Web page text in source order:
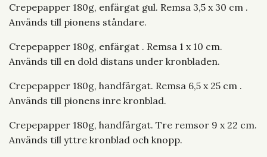
Crepepapper 180g, enfärgat gul. Remsa 3,5 x 30 cm .
Används till pionens ståndare.
Crepepapper 180g, enfärgat . Remsa 1 x 10 cm.
Används till en dold distans under kronbladen.
Crepepapper 180g, handfärgat. Remsa 6,5 x 25 cm .
Används till pionens inre kronblad.
Crepepapper 180g, handfärgat. Tre remsor 9 x 22 cm.
Används till yttre kronblad och knopp.